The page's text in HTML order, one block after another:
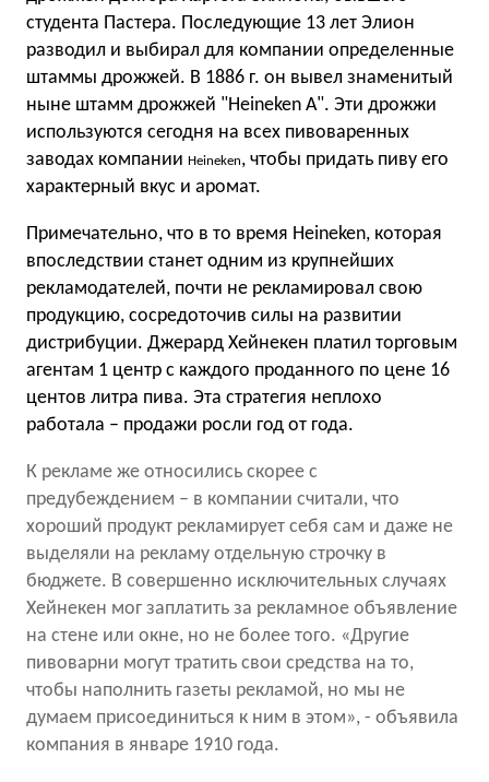
студента Пастера. Последующие 13 лет Элион
разводил и выбирал для компании определенные
штаммы дрожжей. В 1886 г. он вывел знаменитый
ныне штамм дрожжей "Heineken А". Эти дрожжи
используются сегодня на всех пивоваренных
заводах компании Heineken, чтобы придать пиву его
характерный вкус и аромат.
Примечательно, что в то время Heineken, которая
впоследствии станет одним из крупнейших
рекламодателей, почти не рекламировал свою
продукцию, сосредоточив силы на развитии
дистрибуции. Джерард Хейнекен платил торговым
агентам 1 центр с каждого проданного по цене 16
центов литра пива. Эта стратегия неплохо
работала – продажи росли год от года.
К рекламе же относились скорее с
предубеждением – в компании считали, что
хороший продукт рекламирует себя сам и даже не
выделяли на рекламу отдельную строчку в
бюджете. В совершенно исключительных случаях
Хейнекен мог заплатить за рекламное объявление
на стене или окне, но не более того. «Другие
пивоварни могут тратить свои средства на то,
чтобы наполнить газеты рекламой, но мы не
думаем присоединиться к ним в этом», - объявила
компания в январе 1910 года.